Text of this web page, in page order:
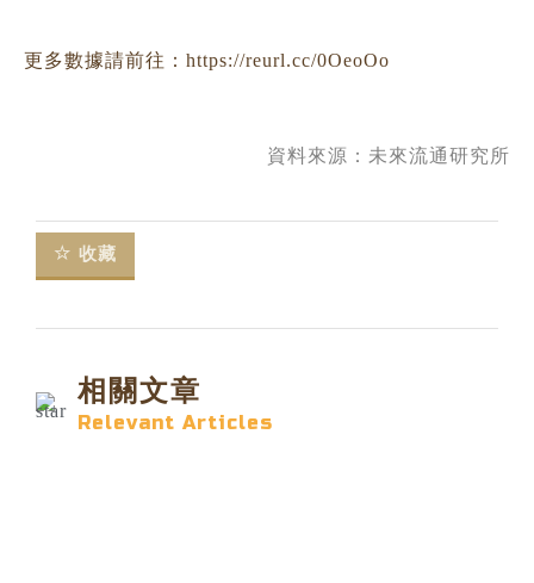
更多數據請前往：https://reurl.cc/0OeoOo
資料來源： 未來流通研究所
收藏
相關文章
Relevant Articles